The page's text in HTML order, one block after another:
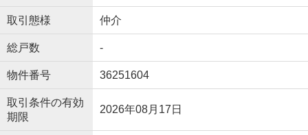
取引態様 仲介
総戸数 -
物件番号 36251604
取引条件の有効
期限
2026年08月17日